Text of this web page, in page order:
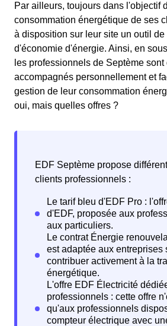
Par ailleurs, toujours dans l'objectif
consommation énergétique de ses
à disposition sur leur site un outil
d'économie d'énergie. Ainsi, en
les professionnels de Septème
accompagnés personnellement et
gestion de leur consommation
oui, mais quelles offres ?
EDF Septème propose
clients professionnels :